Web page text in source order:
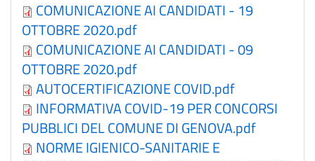
COMUNICAZIONE AI CANDIDATI - 19
OTTOBRE 2020.pdf
COMUNICAZIONE AI CANDIDATI - 09
OTTOBRE 2020.pdf
AUTOCERTIFICAZIONE COVID.pdf
INFORMATIVA COVID-19 PER CONCORSI
PUBBLICI DEL COMUNE DI GENOVA.pdf
NORME IGIENICO-SANITARIE E